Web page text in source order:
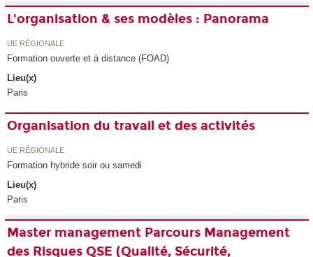
L'organisation & ses modèles : Panorama
UE RÉGIONALE
Formation ouverte et à distance (FOAD)
Lieu(x)
Paris
Organisation du travail et des activités
UE RÉGIONALE
Formation hybride soir ou samedi
Lieu(x)
Paris
Master management Parcours Management
des Risques QSE (Qualité, Sécurité,